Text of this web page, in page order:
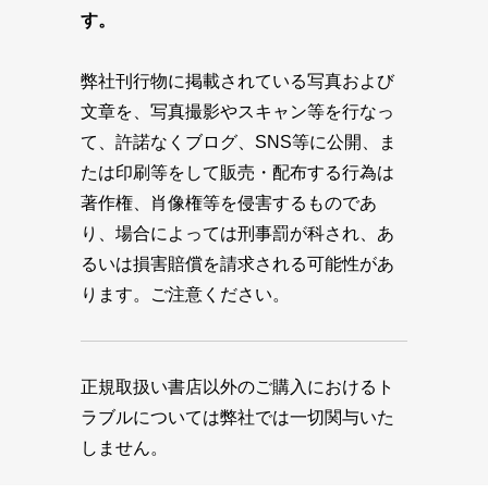
す。
弊社刊行物に掲載されている写真および
文章を、写真撮影やスキャン等を行なっ
て、許諾なくブログ、SNS等に公開、ま
たは印刷等をして販売・配布する行為は
著作権、肖像権等を侵害するものであ
り、場合によっては刑事罰が科され、あ
るいは損害賠償を請求される可能性があ
ります。ご注意ください。
正規取扱い書店以外のご購入におけるト
ラブルについては弊社では一切関与いた
しません。